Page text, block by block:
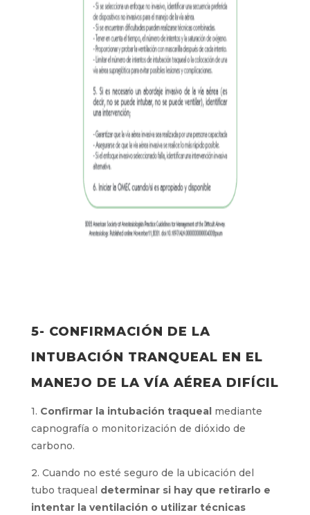
5- CONFIRMACIÓN DE LA
INTUBACIÓN TRANQUEAL EN EL
MANEJO DE LA VÍA AÉREA DIFÍCIL
1. Confirmar la intubación traqueal mediante
capnografía o monitorización de dióxido de
carbono.
2. Cuando no esté seguro de la ubicación del
tubo traqueal determinar si hay que retirarlo e
intentar la ventilación o utilizar técnicas